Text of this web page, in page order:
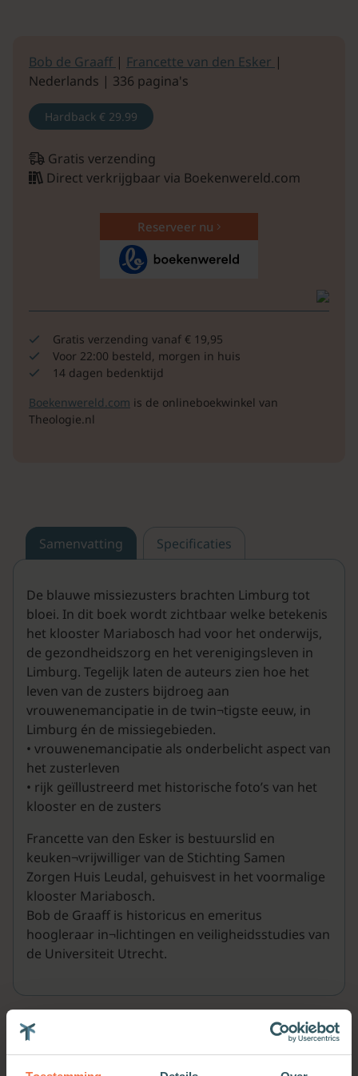
Bob de Graaff | Francette van den Esker |
Nederlands | 336 pagina's
Hardback € 29.99
Gratis verzending
Direct verkrijgbaar via Boekenwereld.com
Reserveer nu
Gratis verzending vanaf € 19,95
Voor 22:00 besteld, morgen in huis
14 dagen bedenktijd
Boekenwereld.com is de onlineboekwinkel van
Theologie.nl
Samenvatting Specificaties
De blauwe missiezusters brachten Limburg tot
bloei. In dit boek wordt zichtbaar welke betekenis
het klooster Mariabosch had voor het onderwijs,
de gezondheidszorg en het verenigingsleven in
Limburg. Tegelijk laten de auteurs zien hoe het
leven van de zusters bijdroeg aan
vrouwenemancipatie in de twin¬tigste eeuw, in
Limburg én de missiegebieden.
• vrouwenemancipatie als onderbelicht aspect van
het zusterleven
• rijk geïllustreerd met historische foto’s van het
klooster en de zusters
Francette van den Esker is bestuurslid en
keuken¬vrijwilliger van de Stichting Samen
Zorgen Huis Leudal, gehuisvest in het voormalige
klooster Mariabosch.
Bob de Graaff is historicus en emeritus
hoogleraar in¬lichtingen en veiligheidsstudies van
de Universiteit Utrecht.
Meer van deze auteur